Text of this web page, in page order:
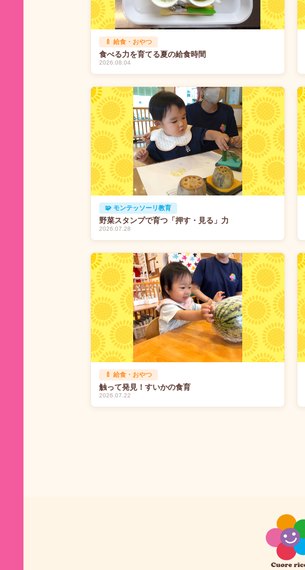
🍼 給食・おやつ
食べる力を育てる夏の給食時間
2026.08.04
🧩 モンテッソーリ教育
野菜スタンプで育つ「押す・見る」力
2026.07.28
🍼 給食・おやつ
触って発見！すいかの食育
2026.07.22